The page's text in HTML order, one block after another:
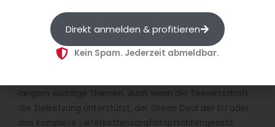
(Quelle: Deutscher Tee & Kräutertee Verband)
Klimawandel und Gegenmaßnahmen
langem wichtige Themen. Auch wenn die Teewirtschaft
die Zielsetzung unterstützt, der Green Deal der EU oder
das komplexe Lieferkettensorgfaltspflichtengesetz
Direkt anmelden & profitieren
Kein Spam. Jederzeit abmeldbar.